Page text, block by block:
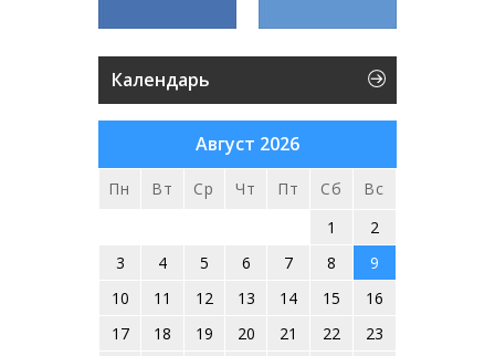
Календарь
Август 2026
Пн Вт Ср Чт Пт Сб
Вс
1
2
3
4 5 6 7 8
9
10
11 12 13 14 15
16
17
18 19 20 21 22
23